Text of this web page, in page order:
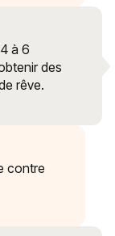
à 6
des
rêve.
contre